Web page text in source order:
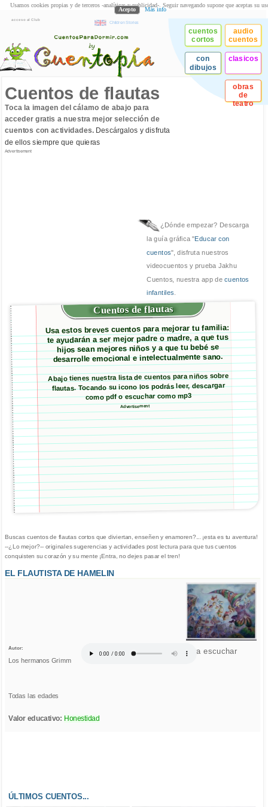
acceso al Club
Children Stories
cuentos
cortos
audio
cuentos
con
dibujos
clasicos
obras
de
teatro
Cuentos de flautas
Toca la imagen del cálamo de abajo para
acceder gratis a nuestra mejor selección de
cuentos con actividades.Descárgalos y disfruta
de ellos siempre que quieras
Advertisement
¿Dónde empezar? Descarga
la guía gráfica "Educar con
cuentos", disfruta nuestros
videocuentos y prueba Jakhu
Cuentos, nuestra app decuentos
infantiles.
Cuentos de flautas
Usa estos breves cuentos para mejorar tu familia:
te ayudarán a ser mejor padre o madre, a que tus
hijos sean mejores niños y a que tu bebé se
desarrolle emocional e intelectualmente sano.
Abajo tienes nuestra lista de cuentos para niños sobre
flautas. Tocando su icono los podrás leer, descargar
como pdf o escuchar como mp3
Advertisement
Buscas cuentos de flautas cortos que diviertan, enseñen y enamoren?... ¡esta es tu aventura!
--¿Lo mejor?-- originales sugerencias y actividades post lectura para que tus cuentos
conquisten su corazón y su mente ¡Entra, no dejes pasar el tren!
EL FLAUTISTA DE HAMELIN
Click para escuchar
Autor:
Los hermanos Grimm
Todas las edades
Valor educativo: Honestidad
ÚLTIMOS CUENTOS...
Usamos cookies propias y de terceros -analíticas y publicidad-. Seguir navegando supone que aceptas su
Acepto Más info